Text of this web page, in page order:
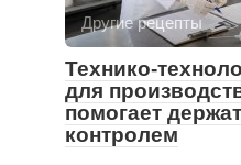
Другие рецепты
Технико-
для
помогает
контролем